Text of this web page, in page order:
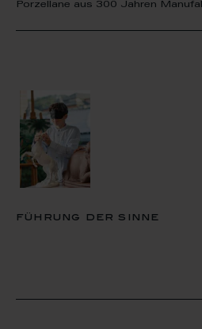
Porzellane aus 300 Jahren
führung der sinne